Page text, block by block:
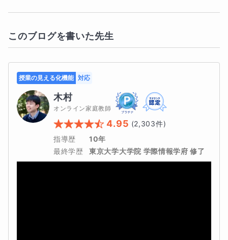
このブログを書いた先生
授業の見える化機能 対応
木村
オンライン家庭教師
4.95 (2,303件)
指導歴
10年
最終学歴
東京大学大学院 学際情報学府 修了